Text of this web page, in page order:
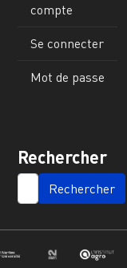
compte
Se connecter
Mot de passe
Rechercher
SEARCH